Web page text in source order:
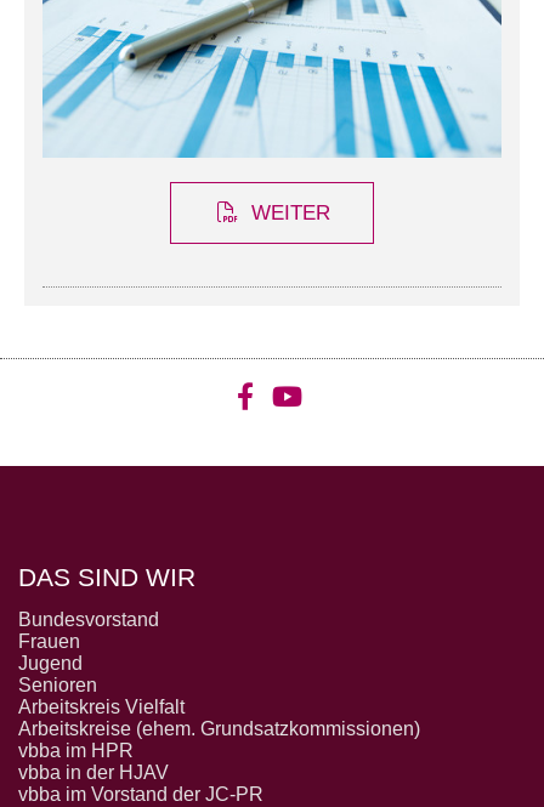
WEITER
DAS SIND WIR
Bundesvorstand
Frauen
Jugend
Senioren
Arbeitskreis Vielfalt
Arbeitskreise (ehem. Grundsatzkommissionen)
vbba im HPR
vbba in der HJAV
vbba im Vorstand der JC-PR